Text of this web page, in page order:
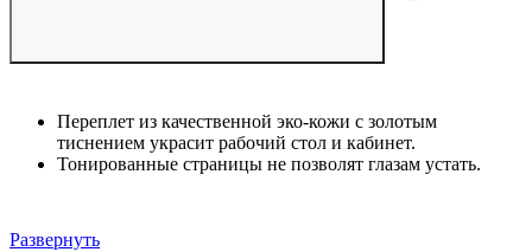
Переплет из качественной эко-кожи с золотым
тиснением украсит рабочий стол и кабинет.
Тонированные страницы не позволят глазам устать.
Развернуть